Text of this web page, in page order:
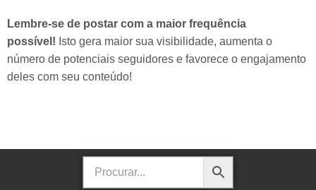
Lembre-se de postar com a maior frequência
possível! Isto gera maior sua visibilidade, aumenta o
número de potenciais seguidores e favorece o engajamento
deles com seu conteúdo!